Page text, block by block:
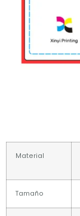
Material
Tamaño